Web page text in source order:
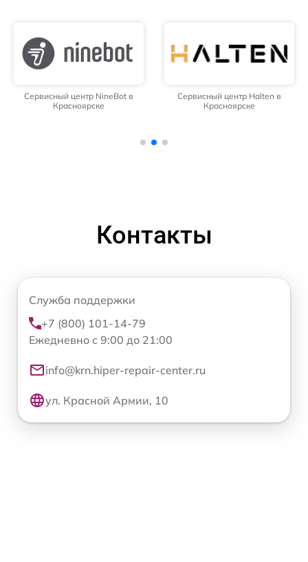
Сервисный центр NineBot в
Красноярске
Сервисный центр Halten в
Красноярске
Контакты
Служба поддержки
+7 (800) 101-14-79
Ежедневно с 9:00 до 21:00
info@krn.hiper-repair-center.ru
ул. Красной Армии, 10